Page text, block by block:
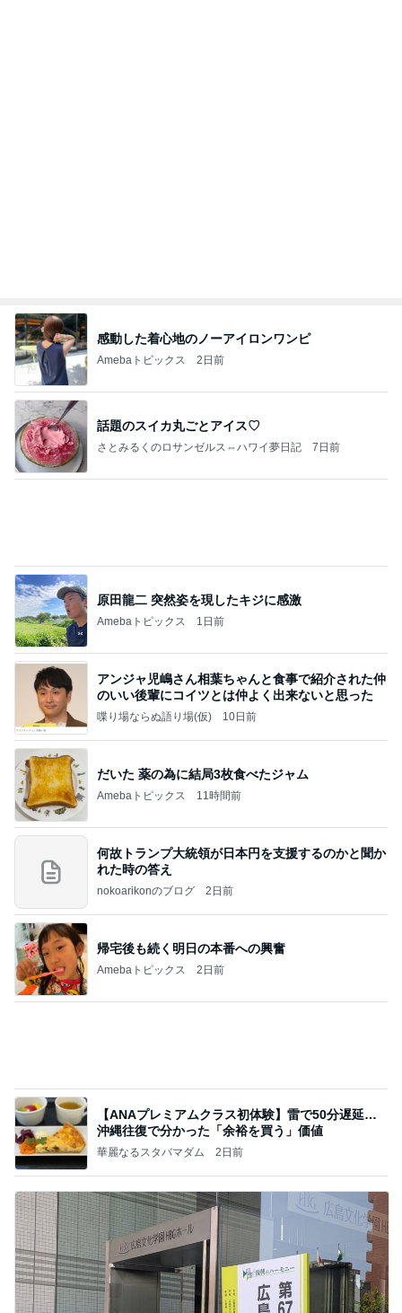
感動した着心地のノーアイロンワンピ
Amebaトピックス 2日前
話題のスイカ丸ごとアイス♡
さとみるくのロサンゼルス⇔ハワイ夢日記 7日前
原田龍二 突然姿を現したキジに感激
Amebaトピックス 1日前
アンジャ児嶋さん相葉ちゃんと食事で紹介された仲
のいい後輩にコイツとは仲よく出来ないと思った
喋り場ならぬ語り場(仮) 10日前
だいた 薬の為に結局3枚食べたジャム
Amebaトピックス 11時間前
何故トランプ大統領が日本円を支援するのかと聞か
れた時の答え
nokoarikonのブログ 2日前
帰宅後も続く明日の本番への興奮
Amebaトピックス 2日前
【ANAプレミアムクラス初体験】雷で50分遅延…
沖縄往復で分かった「余裕を買う」価値
華麗なるスタバマダム 2日前